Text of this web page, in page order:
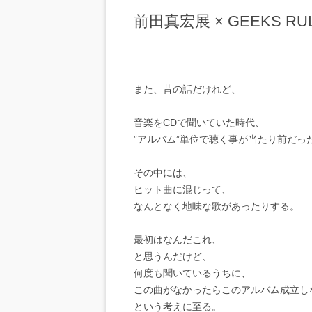
前田真宏展 × GEEKS
また、昔の話だけれど、
音楽をCDで聞いていた時代、
”アルバム”単位で聴く事が当たり前だっ
その中には、
ヒット曲に混じって、
なんとなく地味な歌があったりする。
最初はなんだこれ、
と思うんだけど、
何度も聞いているうちに、
この曲がなかったらこのアルバム成立し
という考えに至る。